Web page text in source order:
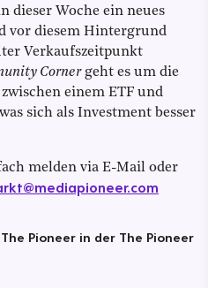
dieser Woche ein neues
vor diesem Hintergrund
Verkaufszeitpunkt
Cornergeht es um die
einem ETF und
sich als Investment besser
melden via E-Mail oder
Pioneer in der The Pioneer